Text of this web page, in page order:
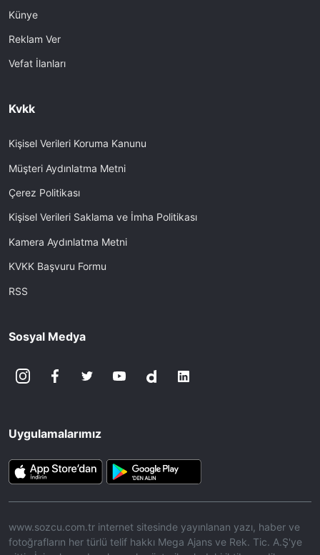
Künye
Reklam Ver
Vefat İlanları
Kvkk
Kişisel Verileri Koruma Kanunu
Müşteri Aydınlatma Metni
Çerez Politikası
Kişisel Verileri Saklama ve İmha Politikası
Kamera Aydınlatma Metni
KVKK Başvuru Formu
RSS
Sosyal Medya
Uygulamalarımız
www.sozcu.com.tr internet sitesinde yayınlanan yazı, haber ve
fotoğrafların her türlü telif hakkı Mega Ajans ve Rek. Tic. A.Ş'ye